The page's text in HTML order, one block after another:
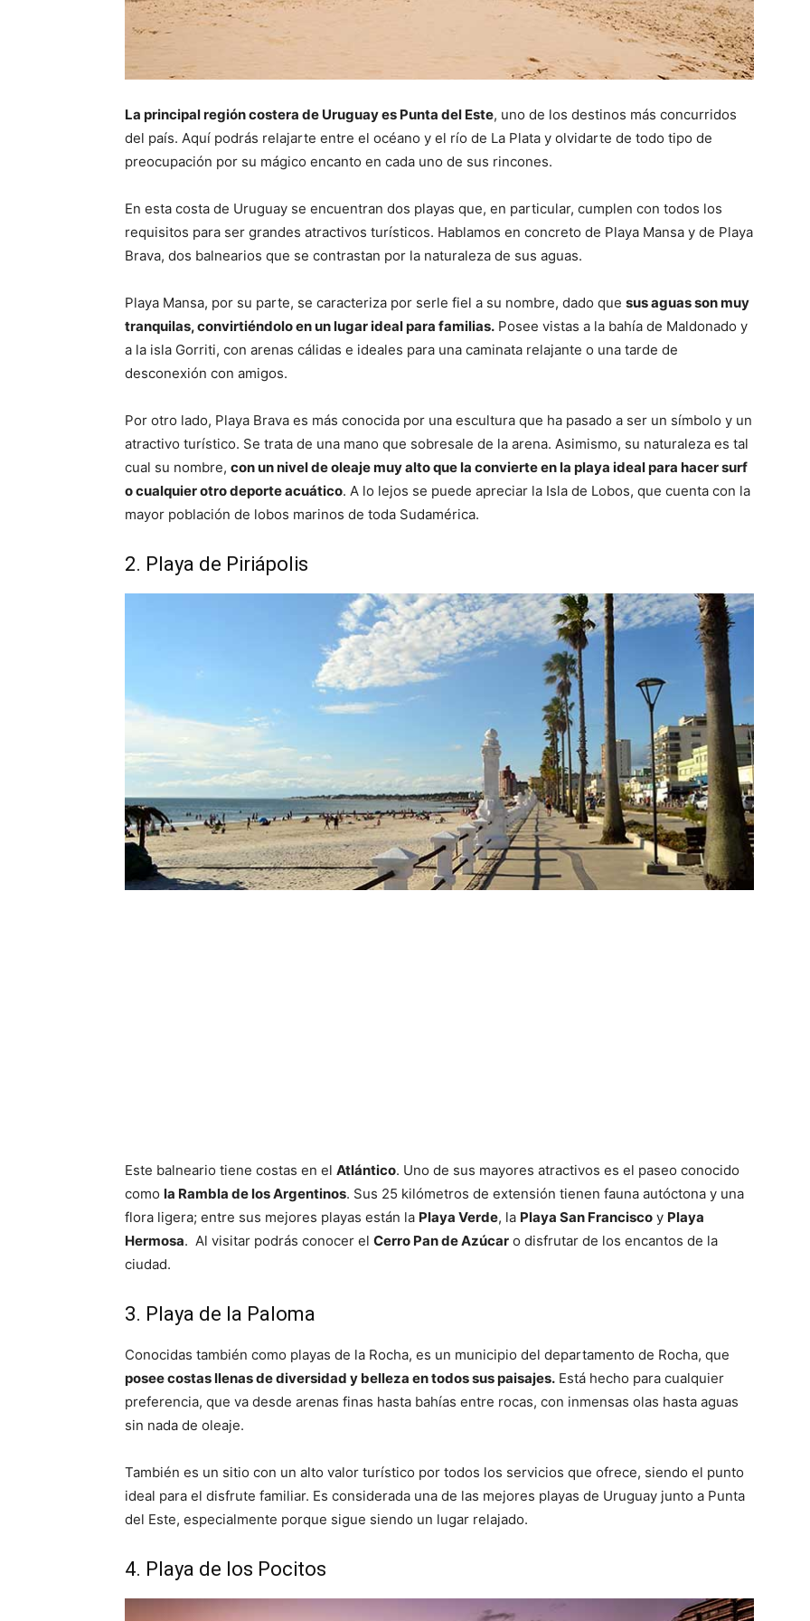
La principal región costera de Uruguay es Punta del Este, uno de los destinos más concurridos
del país. Aquí podrás relajarte entre el océano y el río de La Plata y olvidarte de todo tipo de
preocupación por su mágico encanto en cada uno de sus rincones.
En esta costa de Uruguay se encuentran dos playas que, en particular, cumplen con todos los
requisitos para ser grandes atractivos turísticos. Hablamos en concreto de Playa Mansa y de Playa
Brava, dos balnearios que se contrastan por la naturaleza de sus aguas.
Playa Mansa, por su parte, se caracteriza por serle fiel a su nombre, dado que sus aguas son muy
tranquilas, convirtiéndolo en un lugar ideal para familias. Posee vistas a la bahía de Maldonado y
a la isla Gorriti, con arenas cálidas e ideales para una caminata relajante o una tarde de
desconexión con amigos.
Por otro lado, Playa Brava es más conocida por una escultura que ha pasado a ser un símbolo y un
atractivo turístico. Se trata de una mano que sobresale de la arena. Asimismo, su naturaleza es tal
cual su nombre, con un nivel de oleaje muy alto que la convierte en la playa ideal para hacer surf
o cualquier otro deporte acuático. A lo lejos se puede apreciar la Isla de Lobos, que cuenta con la
mayor población de lobos marinos de toda Sudamérica.
2. Playa de Piriápolis
Este balneario tiene costas en el Atlántico. Uno de sus mayores atractivos es el paseo conocido
como la Rambla de los Argentinos. Sus 25 kilómetros de extensión tienen fauna autóctona y una
flora ligera; entre sus mejores playas están la Playa Verde, la Playa San Francisco y Playa
Hermosa. Al visitar podrás conocer el Cerro Pan de Azúcar o disfrutar de los encantos de la
ciudad.
3. Playa de la Paloma
Conocidas también como playas de la Rocha, es un municipio del departamento de Rocha, que
posee costas llenas de diversidad y belleza en todos sus paisajes. Está hecho para cualquier
preferencia, que va desde arenas finas hasta bahías entre rocas, con inmensas olas hasta aguas
sin nada de oleaje.
También es un sitio con un alto valor turístico por todos los servicios que ofrece, siendo el punto
ideal para el disfrute familiar. Es considerada una de las mejores playas de Uruguay junto a Punta
del Este, especialmente porque sigue siendo un lugar relajado.
4. Playa de los Pocitos